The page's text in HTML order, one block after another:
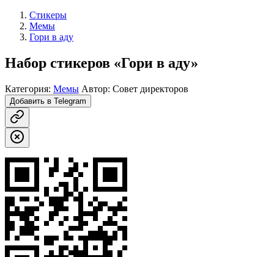
Стикеры
Мемы
Гори в аду
Набор стикеров «Гори в аду»
Категория: Мемы Автор: Совет директоров
Добавить в Telegram